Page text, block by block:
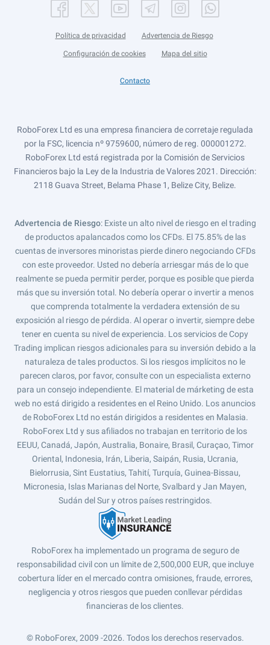
Política de privacidad Advertencia de Riesgo
Configuración de cookies Mapa del sitio
Contacto
RoboForex Ltd es una empresa financiera de corretaje regulada
por la FSC, licencia nº 9759600, número de reg. 000001272.
RoboForex Ltd está registrada por la Comisión de Servicios
Financieros bajo la Ley de la Industria de Valores 2021. Dirección:
2118 Guava Street, Belama Phase 1, Belize City, Belize.
Advertencia de Riesgo: Existe un alto nivel de riesgo en el trading
de productos apalancados como los CFDs. El 75.85% de las
cuentas de inversores minoristas pierde dinero negociando CFDs
con este proveedor. Usted no debería arriesgar más de lo que
realmente se pueda permitir perder, porque es posible que pierda
más que su inversión total. No debería operar o invertir a menos
que comprenda totalmente la verdadera extensión de su
exposición al riesgo de pérdida. Al operar o invertir, siempre debe
tener en cuenta su nivel de experiencia. Los servicios de Copy
Trading implican riesgos adicionales para su inversión debido a la
naturaleza de tales productos. Si los riesgos implícitos no le
parecen claros, por favor, consulte con un especialista externo
para un consejo independiente. El material de márketing de esta
web no está dirigido a residentes en el Reino Unido. Los anuncios
de RoboForex Ltd no están dirigidos a residentes en Malasia.
RoboForex Ltd y sus afiliados no trabajan en territorio de los
EEUU, Canadá, Japón, Australia, Bonaire, Brasil, Curaçao, Timor
Oriental, Indonesia, Irán, Liberia, Saipán, Rusia, Ucrania,
Bielorrusia, Sint Eustatius, Tahití, Turquía, Guinea-Bissau,
Micronesia, Islas Marianas del Norte, Svalbard y Jan Mayen,
Sudán del Sur y otros países restringidos.
RoboForex ha implementado un programa de seguro de
responsabilidad civil con un límite de 2,500,000 EUR, que incluye
cobertura líder en el mercado contra omisiones, fraude, errores,
negligencia y otros riesgos que pueden conllevar pérdidas
financieras de los clientes.
© RoboForex, 2009 -2026. Todos los derechos reservados.